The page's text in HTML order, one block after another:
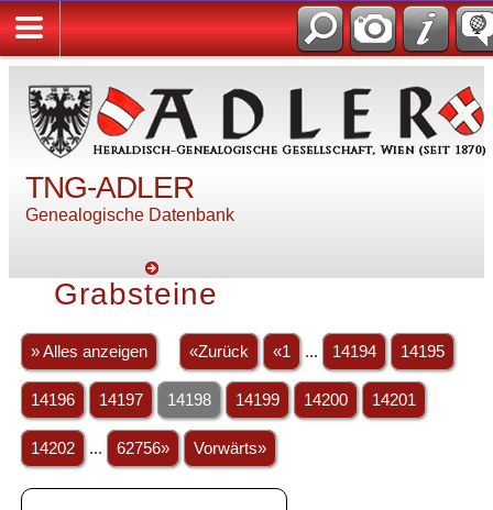
TNG-ADLER
Genealogische Datenbank
Grabsteine
» Alles anzeigen «Zurück «1 ... 14194 14195
14196 14197 14198 14199 14200 14201
14202 ... 62756» Vorwärts»